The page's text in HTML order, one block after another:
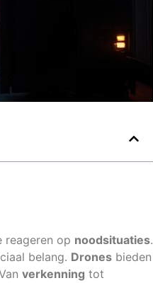
op noodsituaties.
belang. Drones bieden
verkenning tot